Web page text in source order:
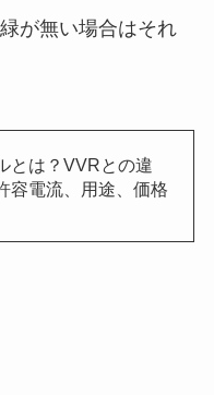
が無い場合はそれ
とは？VVRとの違
容電流、用途、価格